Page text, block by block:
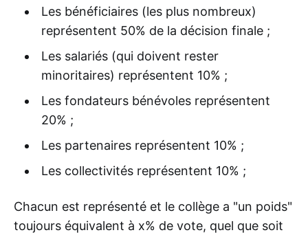
Les bénéficiaires (les plus nombreux)
représentent 50% de la décision finale ;
Les salariés (qui doivent rester
minoritaires) représentent 10% ;
Les fondateurs bénévoles représentent
20% ;
Les partenaires représentent 10% ;
Les collectivités représentent 10% ;
Chacun est représenté et le collège a "un poids"
toujours équivalent à x% de vote, quel que soit